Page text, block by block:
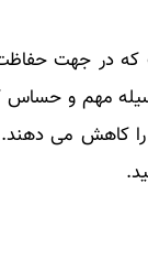
که در جهت
مهم و حساس
را کاهش می دهند.